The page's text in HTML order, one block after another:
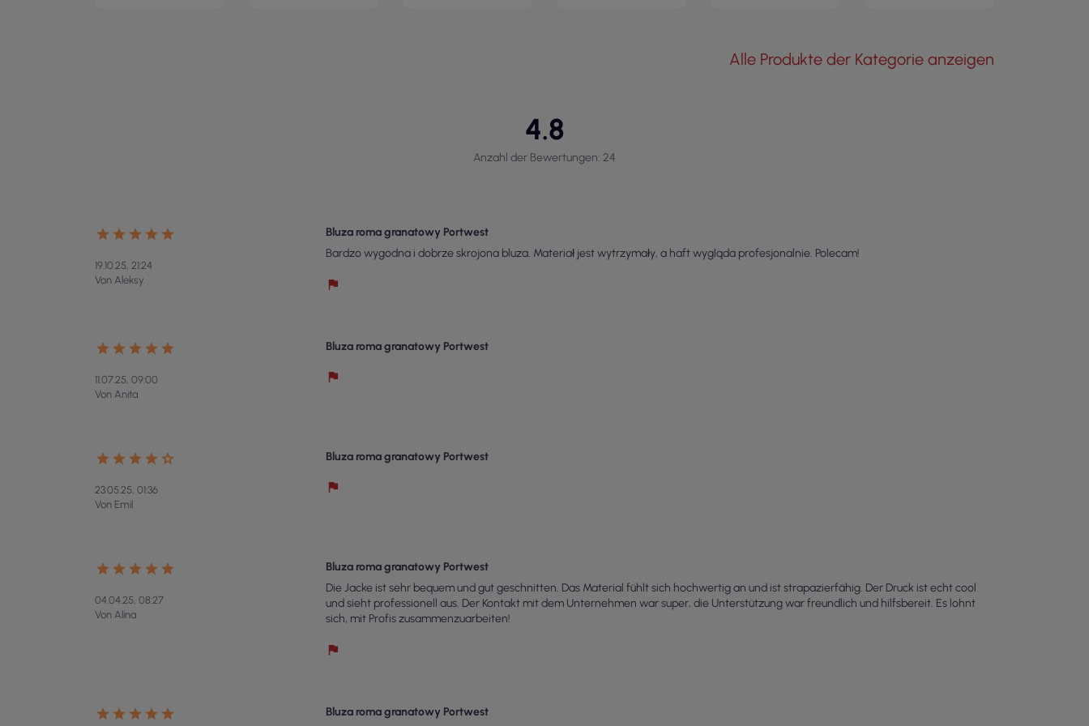
Alle Produkte der Kategorie anzeigen
4.8
Anzahl der Bewertungen: 24
19.10.25, 21:24
Von Aleksy
Bluza roma granatowy Portwest
Bardzo wygodna i dobrze skrojona bluza. Materiał jest wytrzymały, a haft wygląda profesjonalnie. Polecam!
11.07.25, 09:00
Von Anita
Bluza roma granatowy Portwest
23.05.25, 01:36
Von Emil
Bluza roma granatowy Portwest
04.04.25, 08:27
Von Alina
Bluza roma granatowy Portwest
Die Jacke ist sehr bequem und gut geschnitten. Das Material fühlt sich hochwertig an und ist strapazierfähig. Der Druck ist echt cool
und sieht professionell aus. Der Kontakt mit dem Unternehmen war super, die Unterstützung war freundlich und hilfsbereit. Es lohnt
sich, mit Profis zusammenzuarbeiten!
Bluza roma granatowy Portwest